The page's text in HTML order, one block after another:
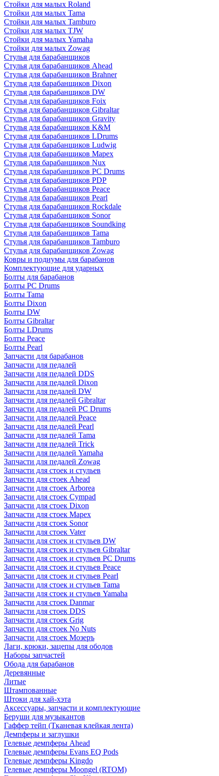
Стойки для малых Roland
Стойки для малых Tama
Стойки для малых Tamburo
Стойки для малых TJW
Стойки для малых Yamaha
Стойки для малых Zowag
Стулья для барабанщиков
Стулья для барабанщиков Ahead
Стулья для барабанщиков Brahner
Стулья для барабанщиков Dixon
Стулья для барабанщиков DW
Стулья для барабанщиков Foix
Стулья для барабанщиков Gibraltar
Стулья для барабанщиков Gravity
Стулья для барабанщиков K&M
Стулья для барабанщиков LDrums
Стулья для барабанщиков Ludwig
Стулья для барабанщиков Mapex
Стулья для барабанщиков Nux
Стулья для барабанщиков PC Drums
Стулья для барабанщиков PDP
Стулья для барабанщиков Peace
Стулья для барабанщиков Pearl
Стулья для барабанщиков Rockdale
Стулья для барабанщиков Sonor
Стулья для барабанщиков Soundking
Стулья для барабанщиков Tama
Стулья для барабанщиков Tamburo
Стулья для барабанщиков Zowag
Ковры и подиумы для барабанов
Комплектующие для ударных
Болты для барабанов
Болты PC Drums
Болты Tama
Болты Dixon
Болты DW
Болты Gibraltar
Болты LDrums
Болты Peace
Болты Pearl
Запчасти для барабанов
Запчасти для педалей
Запчасти для педалей DDS
Запчасти для педалей Dixon
Запчасти для педалей DW
Запчасти для педалей Gibraltar
Запчасти для педалей PC Drums
Запчасти для педалей Peace
Запчасти для педалей Pearl
Запчасти для педалей Tama
Запчасти для педалей Trick
Запчасти для педалей Yamaha
Запчасти для педалей Zowag
Запчасти для стоек и стульев
Запчасти для стоек Ahead
Запчасти для стоек Arborea
Запчасти для стоек Cympad
Запчасти для стоек Dixon
Запчасти для стоек Mapex
Запчасти для стоек Sonor
Запчасти для стоек Vater
Запчасти для стоек и стульев DW
Запчасти для стоек и стульев Gibraltar
Запчасти для стоек и стульев PC Drums
Запчасти для стоек и стульев Peace
Запчасти для стоек и стульев Pearl
Запчасти для стоек и стульев Tama
Запчасти для стоек и стульев Yamaha
Запчасти для стоек Danmar
Запчасти для стоек DDS
Запчасти для стоек Grig
Запчасти для стоек No Nuts
Запчасти для стоек Мозеръ
Лаги, крюки, зацепы для ободов
Наборы запчастей
Обода для барабанов
Деревянные
Литые
Штампованные
Штоки для хай-хэта
Аксессуары, запчасти и комплектующие
Беруши для музыкантов
Гаффер тейп (Тканевая клейкая лента)
Демпферы и заглушки
Гелевые демпферы Ahead
Гелевые демпферы Evans EQ Pods
Гелевые демпферы Kingdo
Гелевые демпферы Moongel (RTOM)